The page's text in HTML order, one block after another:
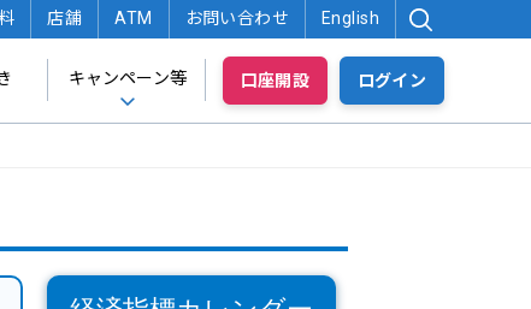
キャンペーン等 口座開設 ログイン
店舗 ATM お問い合わせ English